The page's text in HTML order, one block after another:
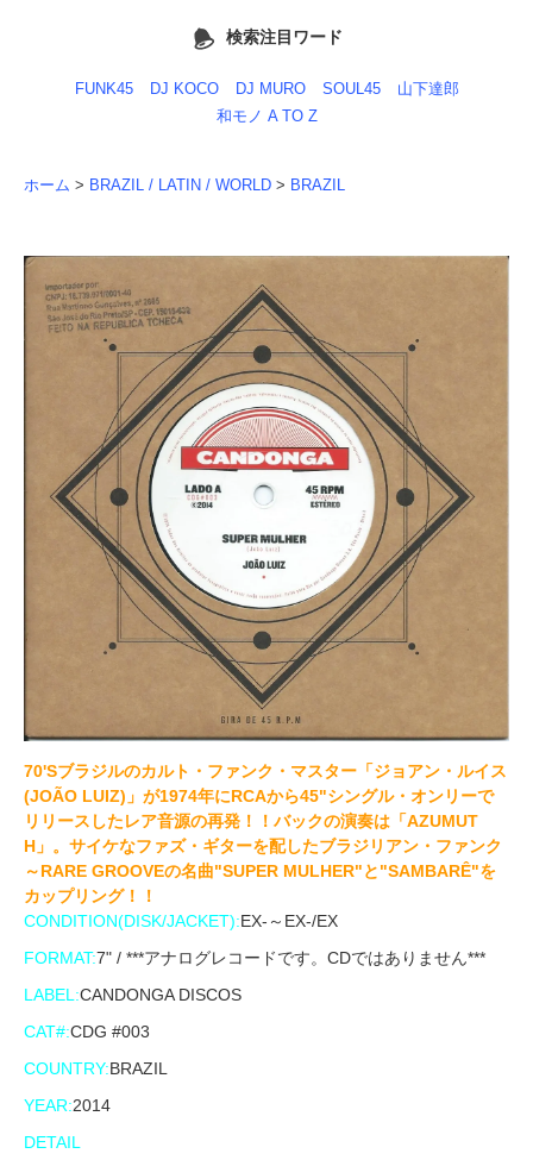
検索注目ワード
FUNK45 DJ KOCO DJ MURO SOUL45
山下達郎
和モノ A TO Z
ホーム > BRAZIL / LATIN / WORLD > BRAZIL
70'Sブラジルのカルト・ファンク・マスター「ジョアン・ルイス
(JOÃO LUIZ)」が1974年にRCAから45"シングル・オンリーで
リリースしたレア音源の再発！！バックの演奏は「AZUMUT
H」。サイケなファズ・ギターを配したブラジリアン・ファンク
～RARE GROOVEの名曲"SUPER MULHER"と"SAMBARÊ"を
カップリング！！
CONDITION(DISK/JACKET):EX-～EX-/EX
FORMAT:7" / ***アナログレコードです。CDではありません***
LABEL:CANDONGA DISCOS
CAT#:CDG #003
COUNTRY:BRAZIL
YEAR:2014
DETAIL